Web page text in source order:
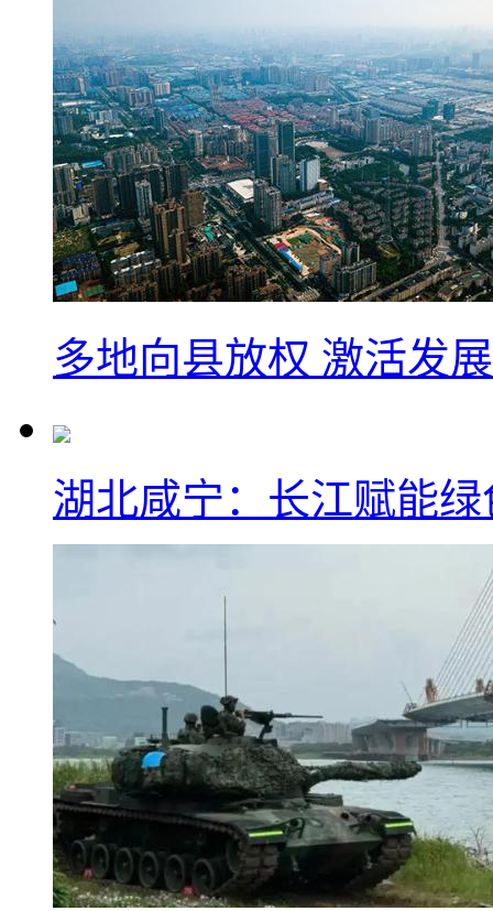
多地向县放权 激活发
湖北咸宁：长江赋能